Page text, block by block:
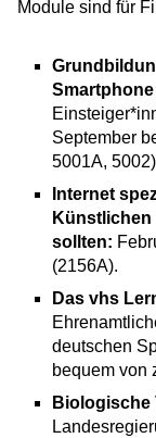
Module sind für
September
5001A,
Internet
Künstlichen
sollten:
(2156A).
Das vhs
deutschen
bequem von
Biologische